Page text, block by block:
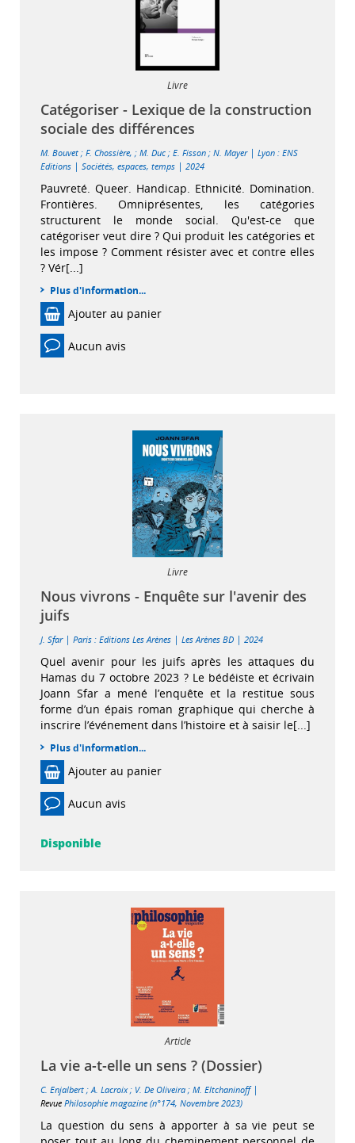
Livre
Catégoriser - Lexique de la construction
sociale des différences
M. Bouvet ; F. Chossière, ; M. Duc ; E. Fisson ; N. Mayer | Lyon : ENS
Editions | Sociétés, espaces, temps | 2024
Pauvreté. Queer. Handicap. Ethnicité. Domination.
Frontières. Omniprésentes, les catégories
structurent le monde social. Qu'est-ce que
catégoriser veut dire ? Qui produit les catégories et
les impose ? Comment résister avec et contre elles
? Vér[...]
Plus d'information...
Ajouter au panier
Aucun avis
Livre
Nous vivrons - Enquête sur l'avenir des
juifs
J. Sfar | Paris : Editions Les Arènes | Les Arènes BD | 2024
Quel avenir pour les juifs après les attaques du
Hamas du 7 octobre 2023 ? Le bédéiste et écrivain
Joann Sfar a mené l’enquête et la restitue sous
forme d’un épais roman graphique qui cherche à
inscrire l’événement dans l’histoire et à saisir le[...]
Plus d'information...
Ajouter au panier
Aucun avis
Disponible
Article
La vie a-t-elle un sens ? (Dossier)
C. Enjalbert ; A. Lacroix; V. De Oliveira ; M. Eltchaninoff |
Revue Philosophie magazine (n°174, Novembre 2023)
La question du sens à apporter à sa vie peut se